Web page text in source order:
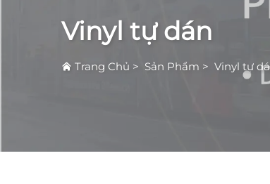
Vinyl tự dán
Trang Chủ > Sản Phẩm > Vinyl tự